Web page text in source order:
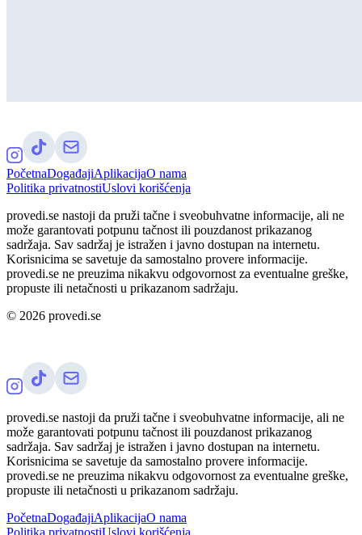
PočetnaDogađajiAplikacijaO nama
Politika privatnostiUslovi korišćenja
provedi.se nastoji da pruži tačne i sveobuhvatne informacije, ali ne
može garantovati potpunu tačnost ili pouzdanost prikazanog
sadržaja. Sav sadržaj je istražen i javno dostupan na internetu.
Korisnicima se savetuje da samostalno provere informacije.
provedi.se ne preuzima nikakvu odgovornost za eventualne greške,
propuste ili netačnosti u prikazanom sadržaju.
© 2026 provedi.se
provedi.se nastoji da pruži tačne i sveobuhvatne informacije, ali ne
može garantovati potpunu tačnost ili pouzdanost prikazanog
sadržaja. Sav sadržaj je istražen i javno dostupan na internetu.
Korisnicima se savetuje da samostalno provere informacije.
provedi.se ne preuzima nikakvu odgovornost za eventualne greške,
propuste ili netačnosti u prikazanom sadržaju.
PočetnaDogađajiAplikacijaO nama
Politika privatnostiUslovi korišćenja